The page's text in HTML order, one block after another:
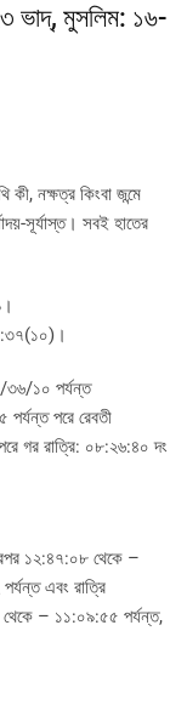
ভাদ্, মুসলিম: ১৬-
নক্ষত্র কিংবা জন্মে
সূর্যাস্ত। সবই হাতের
৩৬/১০ পর্যন্ত
পরে রেবতী
গর রাত্রি: ০৮:২৬:৪০ দং
১২:৪৭:০৮ থেকে –
এবং রাত্রি
– ১১:০৯:৫৫ পর্যন্ত,